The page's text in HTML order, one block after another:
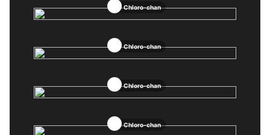
Chloro-chan
Chloro-chan
Chloro-chan
Chloro-chan